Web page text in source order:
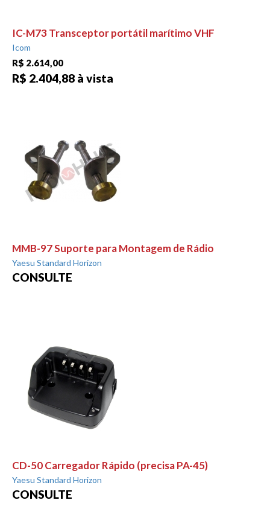
IC-M73 Transceptor portátil marítimo VHF
Icom
R$ 2.614,00
R$ 2.404,88 à vista
MMB-97 Suporte para Montagem de Rádio
Yaesu Standard Horizon
CONSULTE
CD-50 Carregador Rápido (precisa PA-45)
Yaesu Standard Horizon
CONSULTE